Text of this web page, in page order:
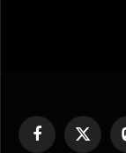
Facebook
X